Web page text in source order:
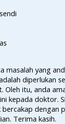
masalah yang
diperlukan
Oleh itu, anda
kepada doktor.
bercakap dengan
Terima kasih.